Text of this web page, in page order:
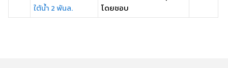
ใต้น้ำ 2 พันล.
โดยชอบ